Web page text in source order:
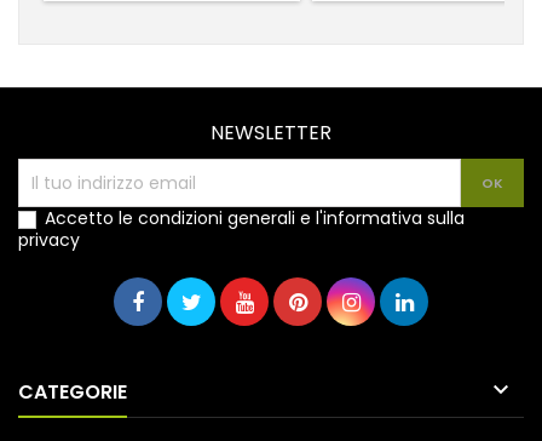
NEWSLETTER
Accetto le condizioni generali e l'informativa sulla
privacy
CATEGORIE 